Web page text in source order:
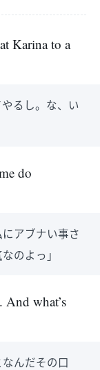
Karina to a
るし。な、い
do
アブナい事さ
のよっ」
And what’s
んだその口